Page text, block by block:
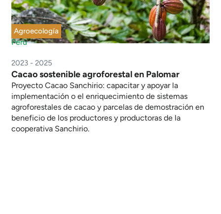
Agroecología
Perú
2023 - 2025
Cacao sostenible agroforestal en Palomar
Proyecto Cacao Sanchirio: capacitar y apoyar la
implementación o el enriquecimiento de sistemas
agroforestales de cacao y parcelas de demostración en
beneficio de los productores y productoras de la
cooperativa Sanchirio.